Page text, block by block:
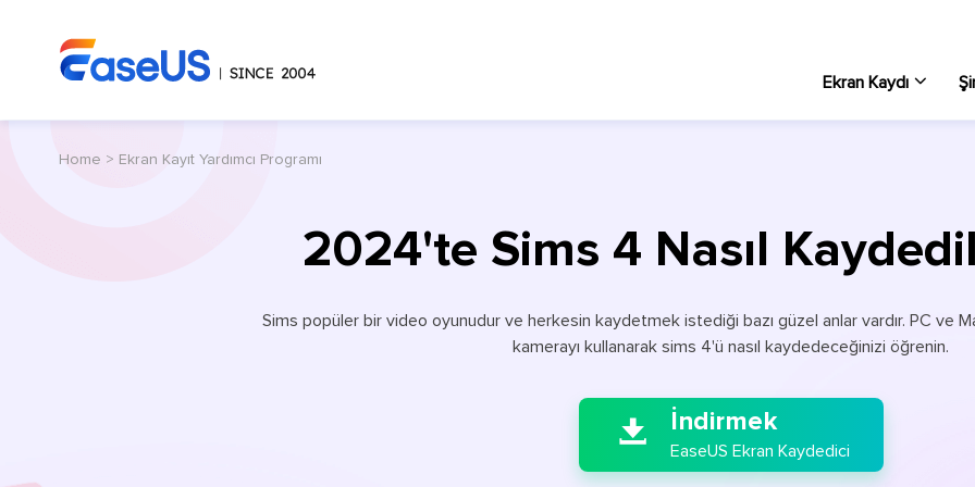
Ekran Kaydı
Home > Ekran Kayıt Yardımcı Programı
2024'te Sims 4 Nasıl
Sims popüler bir video oyunudur ve herkesin kaydetmek istediği bazı güzel anlar vardır. PC ve
kamerayı kullanarak sims 4'ü nasıl kaydedeceğinizi öğrenin.

 İndirmek
EaseUS Ekran Kaydedici